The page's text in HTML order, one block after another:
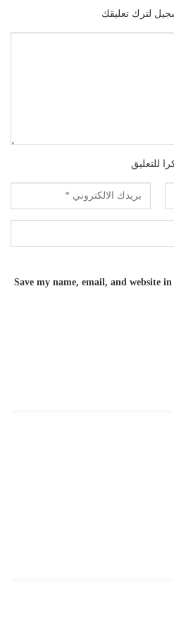
لترك تعليقك
للتعليق
Save my name, email, and website